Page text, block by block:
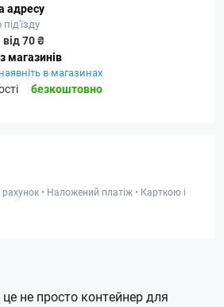
адресу
від 70 ₴
магазинів
в магазинах
безкоштовно
• Наложений платіж • Карткою і
це не просто контейнер для